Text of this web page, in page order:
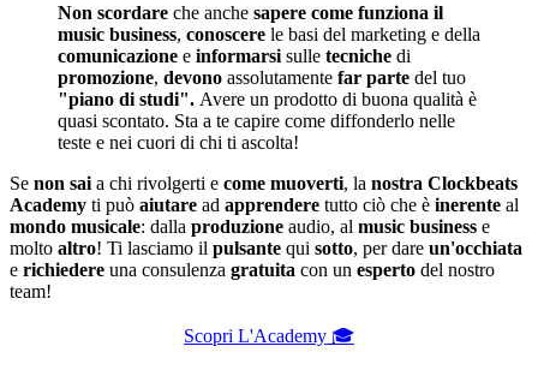
Non scordare che anche sapere come funziona il
music business, conoscere le basi del marketing e della
comunicazione e informarsi sulle tecniche di
promozione, devono assolutamente far parte del tuo
"piano di studi". Avere un prodotto di buona qualità è
quasi scontato. Sta a te capire come diffonderlo nelle
teste e nei cuori di chi ti ascolta!
Se non sai a chi rivolgerti e come muoverti, la nostra Clockbeats
Academy ti può aiutare ad apprendere tutto ciò che è inerente al
mondo musicale: dalla produzione audio, al music business e
molto altro! Ti lasciamo il pulsante qui sotto, per dare un'occhiata
e richiedere una consulenza gratuita con un esperto del nostro
team!
Scopri L'Academy 🎓